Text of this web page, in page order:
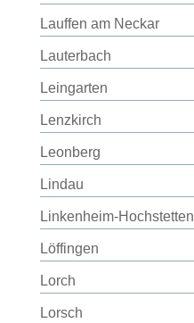
Lauffen am Neckar
Lauterbach
Leingarten
Lenzkirch
Leonberg
Lindau
Linkenheim-Hochstetten
Löffingen
Lorch
Lorsch